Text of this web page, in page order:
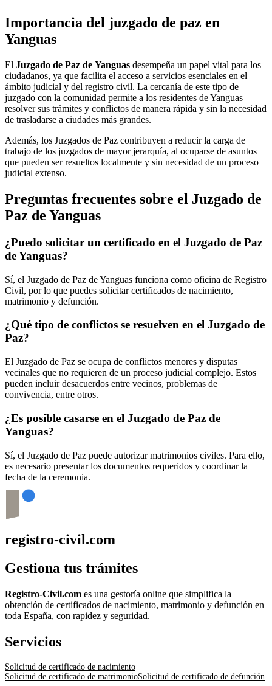
Importancia del juzgado de paz en
Yanguas
El Juzgado de Paz de Yanguas desempeña un papel vital para los
ciudadanos, ya que facilita el acceso a servicios esenciales en el
ámbito judicial y del registro civil. La cercanía de este tipo de
juzgado con la comunidad permite a los residentes deYanguas
resolver sus trámites y conflictos de manera rápida y sin la necesidad
de trasladarse a ciudades más grandes.
Además, los Juzgados de Paz contribuyen a reducir la carga de
trabajo de los juzgados de mayor jerarquía, al ocuparse de asuntos
que pueden ser resueltos localmente y sin necesidad de un proceso
judicial extenso.
Preguntas frecuentes sobre el Juzgado de
Paz de Yanguas
¿Puedo solicitar un certificado en el Juzgado de Paz
deYanguas?
Sí, el Juzgado de Paz deYanguas funciona como oficina de Registro
Civil, por lo que puedes solicitar certificados de nacimiento,
matrimonio y defunción.
¿Qué tipo de conflictos se resuelven en el Juzgado de
Paz?
El Juzgado de Paz se ocupa de conflictos menores y disputas
vecinales que no requieren de un proceso judicial complejo. Estos
pueden incluir desacuerdos entre vecinos, problemas de
convivencia, entre otros.
¿Es posible casarse en el Juzgado de Paz de
Yanguas?
Sí, el Juzgado de Paz puede autorizar matrimonios civiles. Para ello,
es necesario presentar los documentos requeridos y coordinar la
fecha de la ceremonia.
registro-civil.com
Gestiona tus trámites
Registro-Civil.com es una gestoría online que simplifica la
obtención de certificados de nacimiento, matrimonio y defunción en
toda España, con rapidez y seguridad.
Servicios
Solicitud de certificado de nacimiento
Solicitud de certificado de matrimonioSolicitud de certificado de defunción